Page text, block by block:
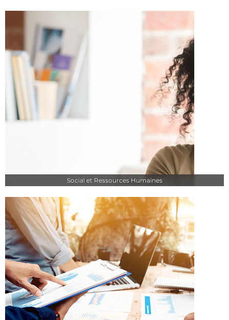
Social et Ressources Humaines